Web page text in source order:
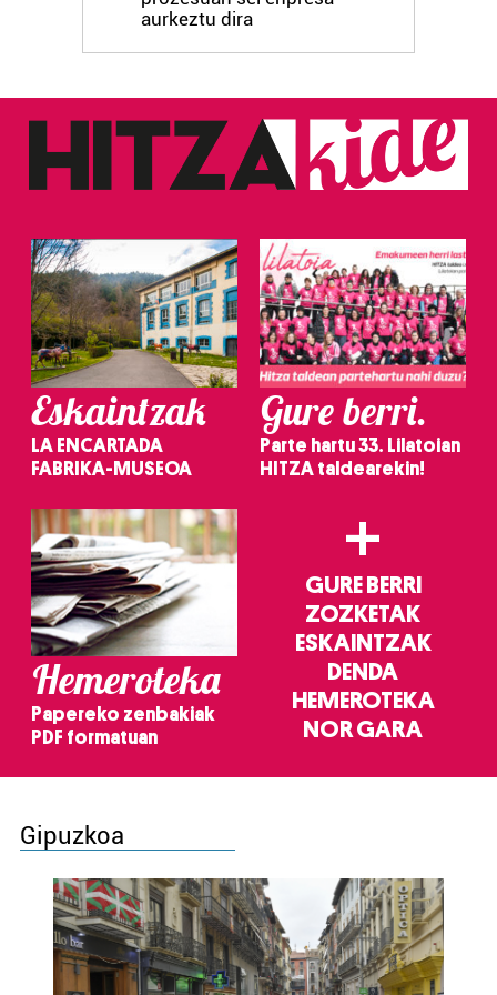
aurkeztu dira
Eskaintzak
LA ENCARTADA
FABRIKA-MUSEOA
Gure berri.
Parte hartu 33. Lilatoian
HITZA taldearekin!
Hemeroteka
Papereko zenbakiak
PDF formatuan
+
GURE BERRI
ZOZKETAK
ESKAINTZAK
DENDA
HEMEROTEKA
NOR GARA
Gipuzkoa